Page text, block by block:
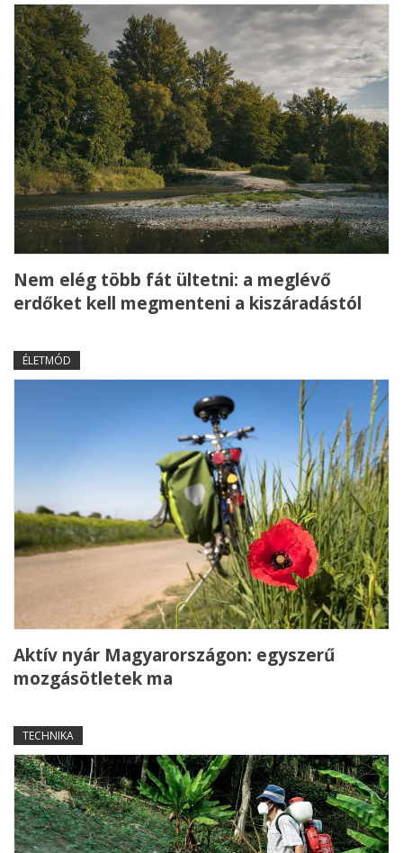
Nem elég több fát ültetni: a meglévő
erdőket kell megmenteni a kiszáradástól
ÉLETMÓD
Aktív nyár Magyarországon: egyszerű
mozgásötletek ma
TECHNIKA